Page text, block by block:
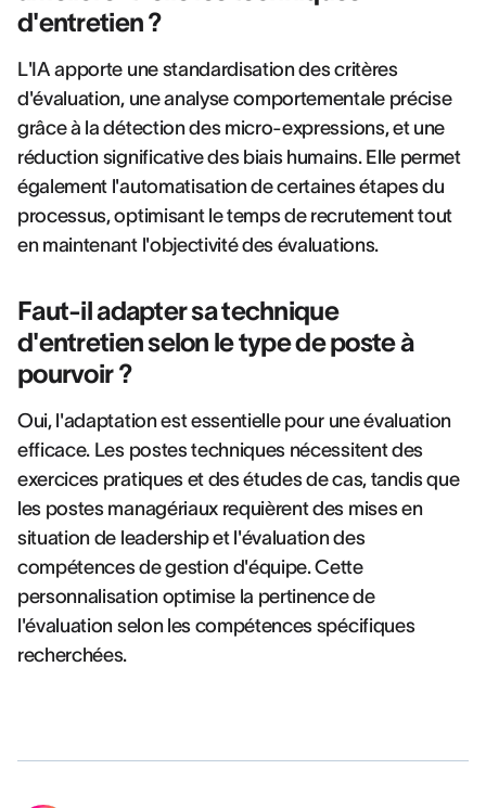
d'entretien ?
L'IA apporte une standardisation des critères
d'évaluation, une analyse comportementale précise
grâce à la détection des micro-expressions, et une
réduction significative des biais humains. Elle permet
également l'automatisation de certaines étapes du
processus, optimisant le temps de recrutement tout
en maintenant l'objectivité des évaluations.
Faut-il adapter sa technique
d'entretien selon le type de poste à
pourvoir ?
Oui, l'adaptation est essentielle pour une évaluation
efficace. Les postes techniques nécessitent des
exercices pratiques et des études de cas, tandis que
les postes managériaux requièrent des mises en
situation de leadership et l'évaluation des
compétences de gestion d'équipe. Cette
personnalisation optimise la pertinence de
l'évaluation selon les compétences spécifiques
recherchées.